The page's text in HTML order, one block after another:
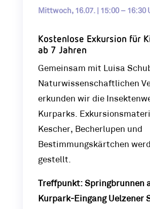
Mittwoch, 16.07. | 15:00 – 16:30
Kostenlose Exkursion für
ab 7 Jahren
Gemeinsam mit Luisa
Naturwissenschaftlichen
erkunden wir die
Kurparks.
Kescher, Becherlupen und
Bestimmungskärtchen
gestellt.
Treffpunkt: Springbrunnen
Kurpark-Eingang Uelzener